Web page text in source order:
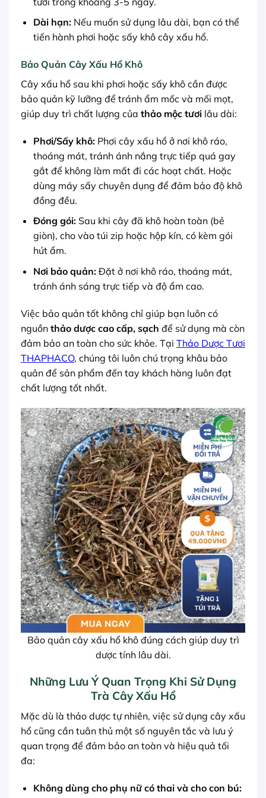
Dài hạn:Nếu muốn sử dụng lâu dài, bạn có thể
tiến hành phơi hoặc sấy khô cây xấu hổ.
Bảo Quản Cây Xấu Hổ Khô
Cây xấu hổ sau khi phơi hoặc sấy khô cần được
bảo quản kỹ lưỡng để tránh ẩm mốc và mối mọt,
giúp duy trì chất lượng của thảo mộc tươi lâu dài:
Phơi/Sấy khô:Phơi cây xấu hổ ở nơi khô ráo,
thoáng mát, tránh ánh nắng trực tiếp quá gay
gắt để không làm mất đi các hoạt chất. Hoặc
dùng máy sấy chuyên dụng để đảm bảo độ khô
đồng đều.
Đóng gói:Sau khi cây đã khô hoàn toàn (bẻ
giòn), cho vào túi zip hoặc hộp kín, có kèm gói
hút ẩm.
Nơi bảo quản:Đặt ở nơi khô ráo, thoáng mát,
tránh ánh sáng trực tiếp và độ ẩm cao.
Việc bảo quản tốt không chỉ giúp bạn luôn có
nguồn thảo dược cao cấp, sạch để sử dụng mà còn
đảm bảo an toàn cho sức khỏe. Tại Thảo Dược Tươi
THAPHACO, chúng tôi luôn chú trọng khâu bảo
quản để sản phẩm đến tay khách hàng luôn đạt
chất lượng tốt nhất.
Bảo quản cây xấu hổ khô đúng cách giúp duy trì
dược tính lâu dài.
Những Lưu Ý Quan Trọng Khi Sử Dụng
Trà Cây Xấu Hổ
Mặc dù là thảo dược tự nhiên, việc sử dụng cây xấu
hổ cũng cần tuân thủ một số nguyên tắc và lưu ý
quan trọng để đảm bảo an toàn và hiệu quả tối
đa:
Không dùng cho phụ nữ có thai và cho con bú: